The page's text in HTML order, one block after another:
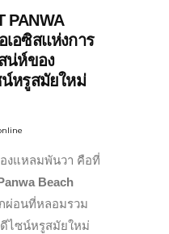
PANWA
เอซิสแห่งการ
น่ห์ของ
หรูสมัยใหม่
งแหลมพันวา คือที่
Beach
ผ่อนที่หลอมรวม
ไซน์หรูสมัยใหม่